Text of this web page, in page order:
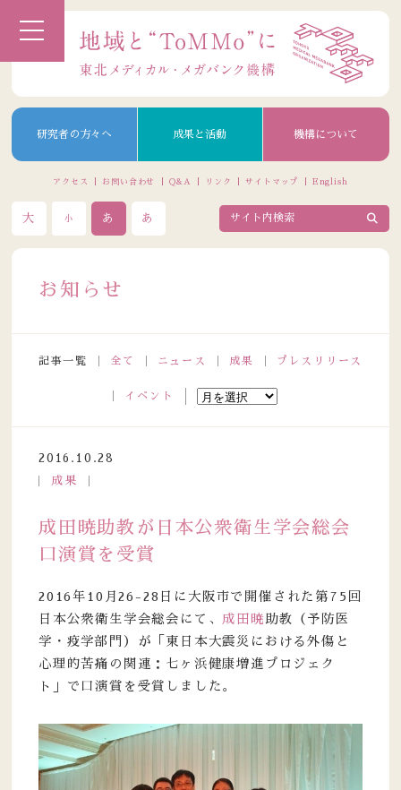
研究者の方々へ 成果と活動 機構について
アクセス お問い合わせ Q&A リンク サイトマップ English
大 小 あ あ
お知らせ
記事一覧 全て ニュース 成果 プレスリリース
イベント
2016.10.28
成果
成田暁助教が日本公衆衛生学会総会
口演賞を受賞
2016年10月26-28日に大阪市で開催された第75回
日本公衆衛生学会総会にて、 成田暁 助教（予防医
学・疫学部門）が「東日本大震災における外傷と
心理的苦痛の関連：七ヶ浜健康増進プロジェク
ト」で口演賞を受賞しました。